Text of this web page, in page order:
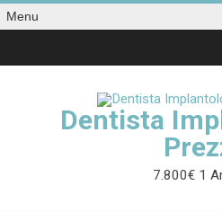
Menu
Dentista
7.800€ 1